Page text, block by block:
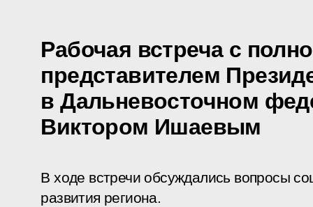
Рабочая встреча с
представителем
в Дальневосточном
Виктором Ишаевым
В ходе встречи обсуждались вопросы
развития региона.